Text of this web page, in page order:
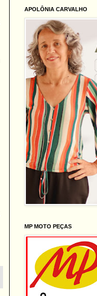
APOLÔNIA CARVALHO
MP MOTO PEÇAS